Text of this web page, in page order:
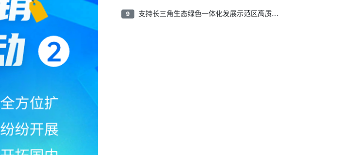
9 支持长三角生态绿色一体化发展示范区高质量发展，上海市政府、江苏省政府、浙江省政府印发通知